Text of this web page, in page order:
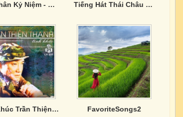
Dấu Chân Kỷ Niệm - Phương Hồng Quế Tiếng Hát Thái Châu 1 - Kiếp Đam Mê
Tình Khúc Trần Thiện Thanh - CD3 FavoriteSongs2